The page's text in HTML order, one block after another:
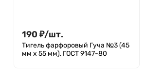
190 ₽/шт.
Тигель фарфоровый Гуча №3 (45
мм х 55 мм), ГОСТ 9147-80